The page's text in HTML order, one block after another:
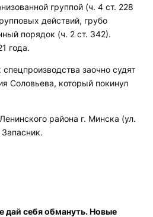
группой (ч. 4 ст. 228
действий, грубо
порядок (ч. 2 ст. 342).
года.
заочно судят
Соловьева, который покинул
района г. Минска (ул.
дай себя обмануть. Новые